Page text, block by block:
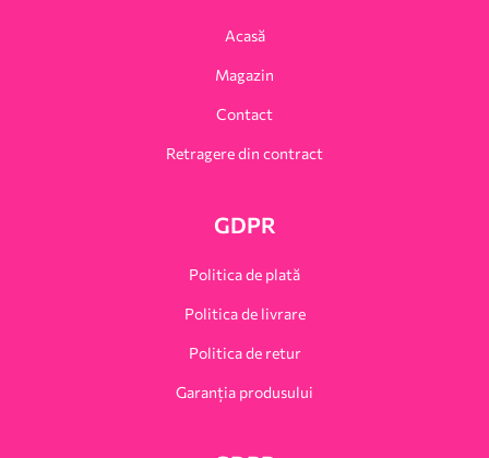
Acasă
Magazin
Contact
Retragere din contract
GDPR
Politica de plată
Politica de livrare
Politica de retur
Garanția produsului